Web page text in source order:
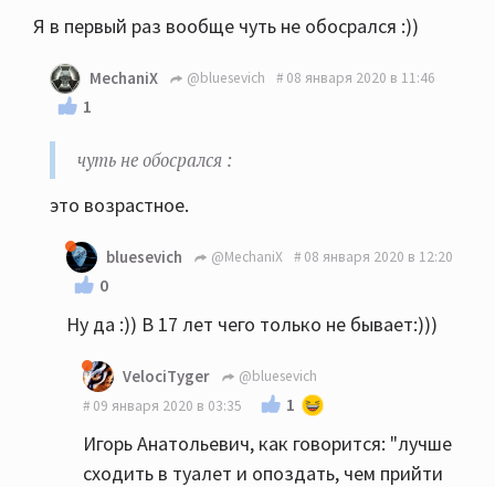
Я в первый раз вообще чуть не обосрался :))
MechaniX @bluesevich 08 января 2020 в 11:46
1
чуть не обосрался :
этo возpacтнoe.
bluesevich @MechaniX 08 января 2020 в 12:20
0
Ну да :)) В 17 лет чего только не бывает:)))
VelociTyger
@bluesevich
09 января 2020 в 03:35
1
Игорь Анатольевич, как говорится: "лучше
сходить в туалет и опоздать, чем прийти